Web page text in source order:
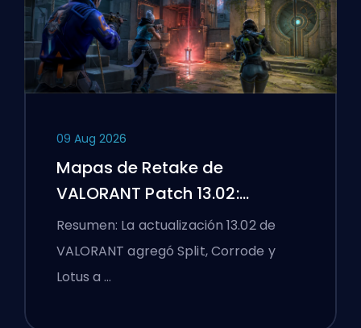
09 Aug 2026
Mapas de Retake de
VALORANT Patch 13.02:
Practica Split, Corrode y Lotus
Resumen: La actualización 13.02 de
VALORANT agregó Split, Corrode y
Lotus a …